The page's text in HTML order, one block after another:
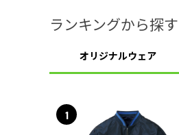
ランキングから探す
オリジナルウェア
1